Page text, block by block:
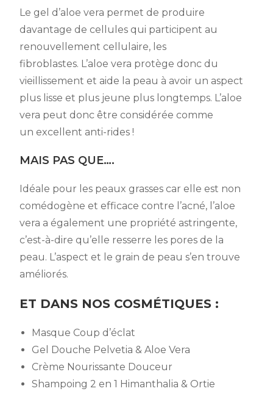
Le gel d’aloe vera permet de produire
davantage de cellules qui participent au
renouvellement cellulaire, les
fibroblastes. L’aloe vera protège donc du
vieillissement et aide la peau à avoir un aspect
plus lisse et plus jeune plus longtemps. L’aloe
vera peut donc être considérée comme
un excellent anti-rides !
MAIS PAS QUE….
Idéale pour les peaux grasses car elle est non
comédogène et efficace contre l’acné, l’aloe
vera a également une propriété astringente,
c’est-à-dire qu’elle resserre les pores de la
peau. L’aspect et le grain de peau s’en trouve
améliorés.
ET DANS NOS COSMÉTIQUES :
Masque Coup d’éclat
Gel Douche Pelvetia & Aloe Vera
Crème Nourissante Douceur
Shampoing 2 en 1 Himanthalia & Ortie